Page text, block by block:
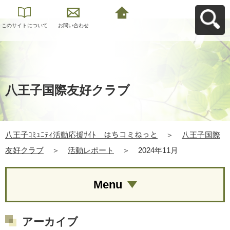
このサイトについて お問い合わせ
八王子国際友好クラブ
八王子ｺﾐｭﾆﾃｨ活動応援ｻｲﾄ はちコミねっと ＞
八王子国際
友好クラブ
＞ 活動レポート ＞ 2024年11月
Menu
アーカイブ